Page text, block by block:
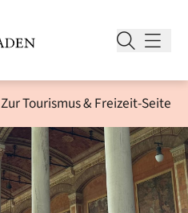
Zur Tourismus & Freizeit-Seite